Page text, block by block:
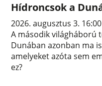
Hídroncsok a
2026. augusztus 3. 16:00
A második világháború
Dunában azonban ma
amelyeket azóta sem
ez?